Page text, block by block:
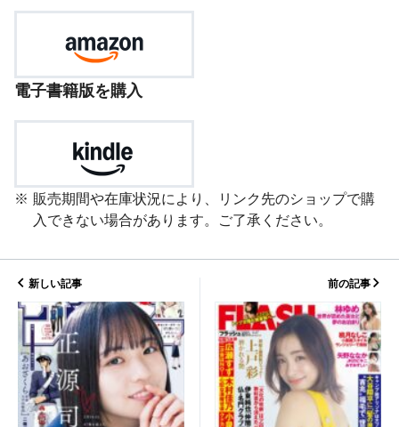
電子書籍版を購入
販売期間や在庫状況により、リンク先のショップで購
入できない場合があります。ご了承ください。
新しい記事 前の記事